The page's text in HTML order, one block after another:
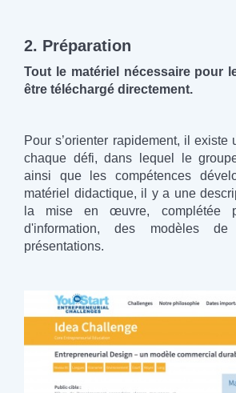
2. Préparation
Tout le matériel nécessaire pour
être téléchargé directement.
Pour s’orienter rapidement, il existe
chaque défi, dans lequel le
ainsi que les compétences
matériel didactique, il y a une
la mise en œuvre, complétée
d'information, des modèles
présentations.